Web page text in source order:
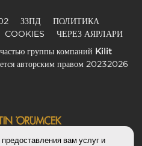
вам услуг и
ЗЗПД
ПОЛИТИКА
COOKIES ЧЕРЕЗ АЯРЛАРИ
группы компаний
Kilit
авторским правом 20232026